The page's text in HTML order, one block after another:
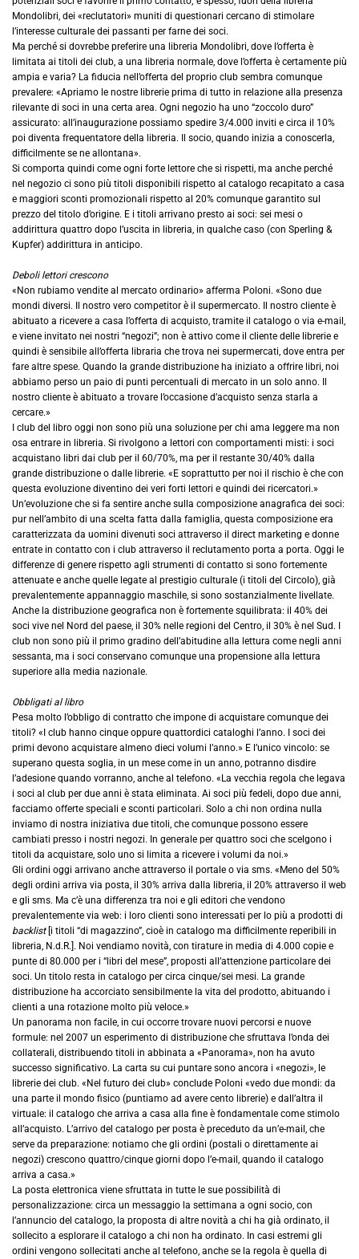
Mondolibri, dei «reclutatori» muniti di questionari cercano di stimolare
l’interesse culturale dei passanti per farne dei soci.
Ma perché si dovrebbe preferire una libreria Mondolibri, dove l’offerta è
limitata ai titoli dei club, a una libreria normale, dove l’offerta è certamente più
ampia e varia? La fiducia nell’offerta del proprio club sembra comunque
prevalere: «Apriamo le nostre librerie prima di tutto in relazione alla presenza
rilevante di soci in una certa area. Ogni negozio ha uno “zoccolo duro”
assicurato: all’inaugurazione possiamo spedire 3/4.000 inviti e circa il 10%
poi diventa frequentatore della libreria. Il socio, quando inizia a conoscerla,
difficilmente se ne allontana».
Si comporta quindi come ogni forte lettore che si rispetti, ma anche perché
nel negozio ci sono più titoli disponibili rispetto al catalogo recapitato a casa
e maggiori sconti promozionali rispetto al 20% comunque garantito sul
prezzo del titolo d’origine. E i titoli arrivano presto ai soci: sei mesi o
addirittura quattro dopo l’uscita in libreria, in qualche caso (con Sperling &
Kupfer) addirittura in anticipo.
Deboli lettori crescono
«Non rubiamo vendite al mercato ordinario» afferma Poloni. «Sono due
mondi diversi. Il nostro vero competitor è il supermercato. Il nostro cliente è
abituato a ricevere a casa l’offerta di acquisto, tramite il catalogo o via e-mail,
e viene invitato nei nostri “negozi”; non è attivo come il cliente delle librerie e
quindi è sensibile all’offerta libraria che trova nei supermercati, dove entra per
fare altre spese. Quando la grande distribuzione ha iniziato a offrire libri, noi
abbiamo perso un paio di punti percentuali di mercato in un solo anno. Il
nostro cliente è abituato a trovare l’occasione d’acquisto senza starla a
cercare.»
I club del libro oggi non sono più una soluzione per chi ama leggere ma non
osa entrare in libreria. Si rivolgono a lettori con comportamenti misti: i soci
acquistano libri dai club per il 60/70%, ma per il restante 30/40% dalla
grande distribuzione o dalle librerie. «E soprattutto per noi il rischio è che con
questa evoluzione diventino dei veri forti lettori e quindi dei ricercatori.»
Un’evoluzione che si fa sentire anche sulla composizione anagrafica dei soci:
pur nell’ambito di una scelta fatta dalla famiglia, questa composizione era
caratterizzata da uomini divenuti soci attraverso il direct marketing e donne
entrate in contatto con i club attraverso il reclutamento porta a porta. Oggi le
differenze di genere rispetto agli strumenti di contatto si sono fortemente
attenuate e anche quelle legate al prestigio culturale (i titoli del Circolo), già
prevalentemente appannaggio maschile, si sono sostanzialmente livellate.
Anche la distribuzione geografica non è fortemente squilibrata: il 40% dei
soci vive nel Nord del paese, il 30% nelle regioni del Centro, il 30% è nel Sud. I
club non sono più il primo gradino dell’abitudine alla lettura come negli anni
sessanta, ma i soci conservano comunque una propensione alla lettura
superiore alla media nazionale.
Obbligati al libro
Pesa molto l’obbligo di contratto che impone di acquistare comunque dei
titoli? «I club hanno cinque oppure quattordici cataloghi l’anno. I soci dei
primi devono acquistare almeno dieci volumi l’anno.» E l’unico vincolo: se
superano questa soglia, in un mese come in un anno, potranno disdire
l’adesione quando vorranno, anche al telefono. «La vecchia regola che legava
i soci al club per due anni è stata eliminata. Ai soci più fedeli, dopo due anni,
facciamo offerte speciali e sconti particolari. Solo a chi non ordina nulla
inviamo di nostra iniziativa due titoli, che comunque possono essere
cambiati presso i nostri negozi. In generale per quattro soci che scelgono i
titoli da acquistare, solo uno si limita a ricevere i volumi da noi.»
Gli ordini oggi arrivano anche attraverso il portale o via sms. «Meno del 50%
degli ordini arriva via posta, il 30% arriva dalla libreria, il 20% attraverso il web
e gli sms. Ma c’è una differenza tra noi e gli editori che vendono
prevalentemente via web: i loro clienti sono interessati per lo più a prodotti di
backlist [i titoli “di magazzino”, cioè in catalogo ma difficilmente reperibili in
libreria, N.d.R.]. Noi vendiamo novità, con tirature in media di 4.000 copie e
punte di 80.000 per i “libri del mese”, proposti all’attenzione particolare dei
soci. Un titolo resta in catalogo per circa cinque/sei mesi. La grande
distribuzione ha accorciato sensibilmente la vita del prodotto, abituando i
clienti a una rotazione molto più veloce.»
Un panorama non facile, in cui occorre trovare nuovi percorsi e nuove
formule: nel 2007 un esperimento di distribuzione che sfruttava l’onda dei
collaterali, distribuendo titoli in abbinata a «Panorama», non ha avuto
successo significativo. La carta su cui puntare sono ancora i «negozi», le
librerie dei club. «Nel futuro dei club» conclude Poloni «vedo due mondi: da
una parte il mondo fisico (puntiamo ad avere cento librerie) e dall’altra il
virtuale: il catalogo che arriva a casa alla fine è fondamentale come stimolo
all’acquisto. L’arrivo del catalogo per posta è preceduto da un’e-mail, che
serve da preparazione: notiamo che gli ordini (postali o direttamente ai
negozi) crescono quattro/cinque giorni dopo l’e-mail, quando il catalogo
arriva a casa.»
La posta elettronica viene sfruttata in tutte le sue possibilità di
personalizzazione: circa un messaggio la settimana a ogni socio, con
l’annuncio del catalogo, la proposta di altre novità a chi ha già ordinato, il
sollecito a esplorare il catalogo a chi non ha ordinato. In casi estremi gli
ordini vengono sollecitati anche al telefono, anche se la regola è quella di